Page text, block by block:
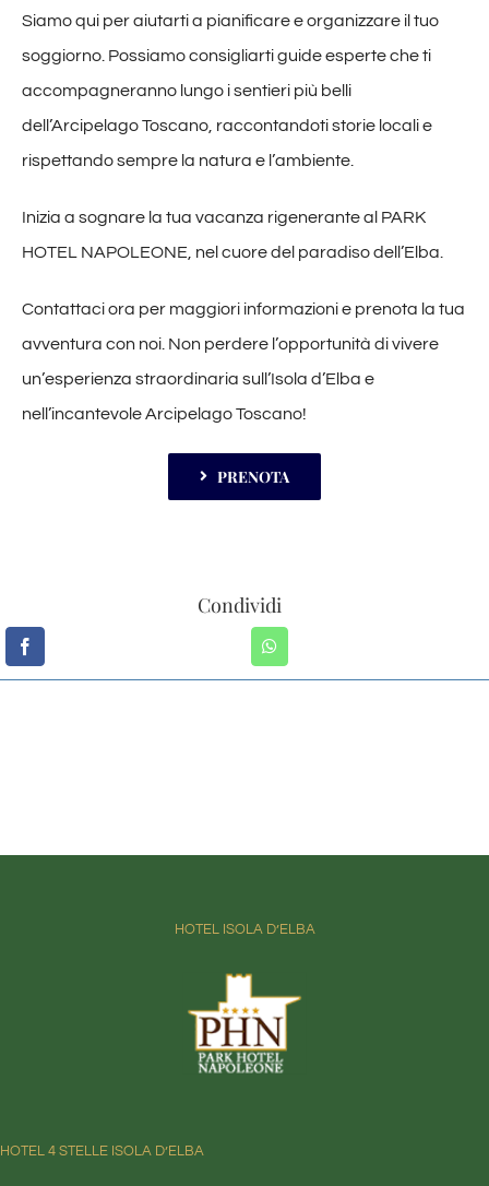
Siamo qui per aiutarti a pianificare e organizzare il tuo
soggiorno. Possiamo consigliarti guide esperte che ti
accompagneranno lungo i sentieri più belli
dell’Arcipelago Toscano, raccontandoti storie locali e
rispettando sempre la natura e l’ambiente.
Inizia a sognare la tua vacanza rigenerante al PARK
HOTEL NAPOLEONE, nel cuore del paradiso dell’Elba.
Contattaci ora per maggiori informazioni e prenota la tua
avventura con noi. Non perdere l’opportunità di vivere
un’esperienza straordinaria sull’Isola d’Elba e
nell’incantevole Arcipelago Toscano!
PRENOTA
Condividi
HOTEL ISOLA D’ELBA
HOTEL 4 STELLE ISOLA D’ELBA